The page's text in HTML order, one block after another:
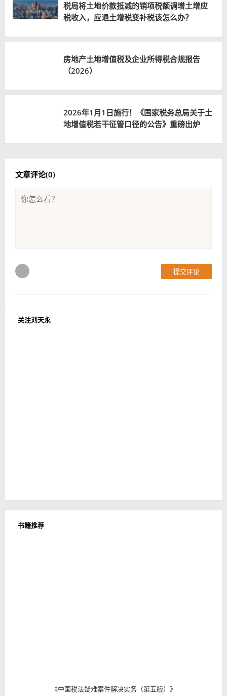
税局将土地价款抵减的销项税额调增土增应
税收入，应退土增税变补税该怎么办？
房地产土地增值税及企业所得税合规报告
（2026）
2026年1月1日施行！《国家税务总局关于土
地增值税若干征管口径的公告》重磅出炉
文章评论(0)
提交评论
关注刘天永
书籍推荐
《中国税法疑难案件解决实务（第五版） 》